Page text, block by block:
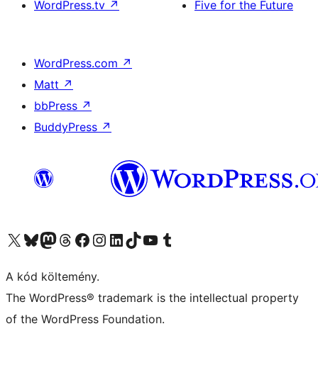
WordPress.tv ↗
Five for the Future
WordPress.com ↗
Matt ↗
bbPress ↗
BuddyPress ↗
Visit our X (formerly Twitter) account
Visit our Bluesky account
Twitter csatornánk
Visit our Threads account
Facebook oldalunk megtekintése
Visit our Instagram account
Visit our LinkedIn account
Visit our TikTok account
Visit our YouTube channel
Visit our Tumblr account
A kód költemény.
The WordPress® trademark is the intellectual property
of the WordPress Foundation.